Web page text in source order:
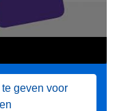
geven voor